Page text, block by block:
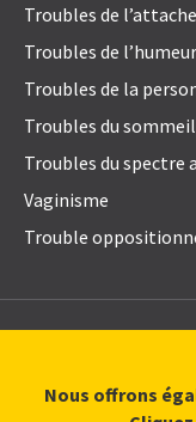
Nous offrons
Troubles de
Troubles de l’humeur
Troubles de la
Troubles du sommeil
Troubles du spectre
Vaginisme
Trouble
© 2021Emily